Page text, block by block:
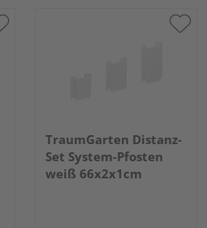
TraumGarten Distanz-
Set System-Pfosten
weiß 66x2x1cm